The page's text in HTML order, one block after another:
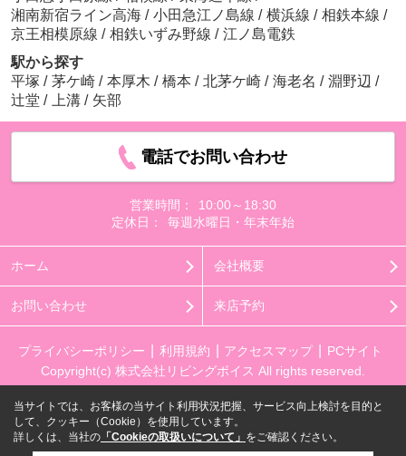
湘南新宿ライン高海 / 小田急江ノ島線 / 横浜線 / 相鉄本線 /
京王相模原線 / 相鉄いずみ野線 / 江ノ島電鉄
駅から探す
平塚 / 茅ケ崎 / 本厚木 / 橋本 / 北茅ケ崎 / 海老名 / 淵野辺 /
辻堂 / 上溝 / 矢部
電話でお問い合わせ
営業時間：
10:00～18:30
定休日：
毎週水曜日・年末年始
ホーム 会社概要
お問い合わせ 来店予約
プライバシーポリシー 利用規約 アクセスマップ
PCサイト
Copyright(c) 株式会社リビングボイス All rights reserved.
当サイトでは、お客様の当サイト利用状況把握、サービス向上検討を目的と
して、クッキー（Cookie）を使用しています。
詳しくは、当社の 「Cookieの取扱いについて」 をご確認ください。